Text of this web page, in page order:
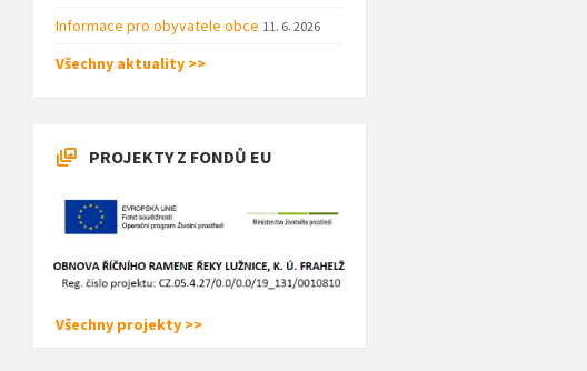
Informace pro obyvatele obce 11. 6. 2026
Všechny aktuality >>
PROJEKTY Z FONDŮ EU
Všechny projekty >>